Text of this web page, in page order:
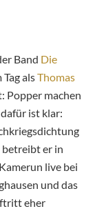
Band Die
alsThomas
Popper machen
ist klar:
betreibt er in
live bei
und das
eher